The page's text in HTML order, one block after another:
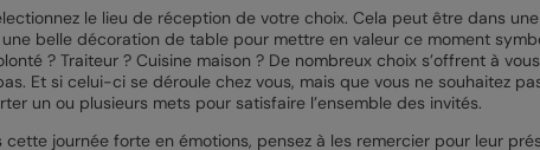
le lieu de réception de votre choix. Cela peut être dans
belle décoration de table pour mettre en valeur ce moment
? Traiteur ? Cuisine maison ? De nombreux choix s’offrent à
Et si celui-ci se déroule chez vous, mais que vous ne souhaitez
un ou plusieurs mets pour satisfaire l’ensemble des invités.
journée forte en émotions, pensez à les remercier pour leur